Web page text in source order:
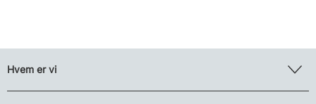
Hvem er vi